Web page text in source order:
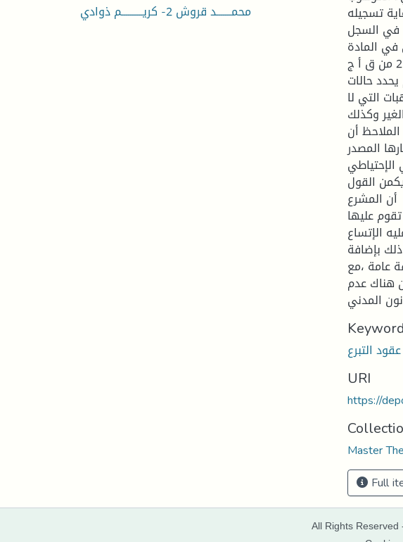
محمـــــــد قروش 2- كریــــــــــم ذوادي تسجیله
في السجل
في المادة
211 من ق أ ج ،
حالات
التي لا
وكذلك
أن
المصدر
الإحتیاطي
القول
أن المشرع
علیها
الإتساع
بإضافة
عامة ،مع
هناك عدم
التبرع
URI
https://
Master
Full
All Rights Reserved